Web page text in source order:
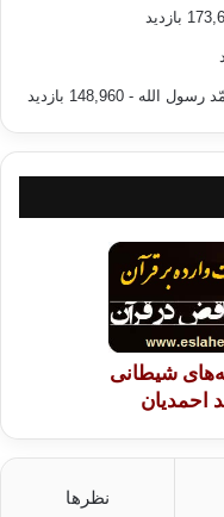
رسول الله - 148,960 بازدید
شیطانی
احمدیان
نظرها